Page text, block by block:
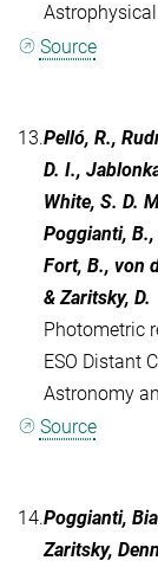
Source
13.Pelló, R.,
D. I.,
White, S. D.
Poggianti,
Fort, B., von
& Zaritsky, D.
Photometric
ESO Distant
Astronomy
Source
14.Poggianti,
Zaritsky,